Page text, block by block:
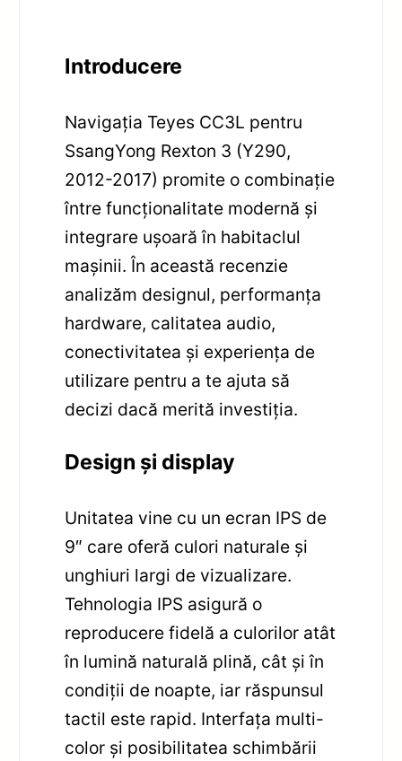
Introducere
Navigația Teyes CC3L pentru
SsangYong Rexton 3 (Y290,
2012-2017) promite o combinație
între funcționalitate modernă și
integrare ușoară în habitaclul
mașinii. În această recenzie
analizăm designul, performanța
hardware, calitatea audio,
conectivitatea și experiența de
utilizare pentru a te ajuta să
decizi dacă merită investiția.
Design și display
Unitatea vine cu un ecran IPS de
9″ care oferă culori naturale și
unghiuri largi de vizualizare.
Tehnologia IPS asigură o
reproducere fidelă a culorilor atât
în lumină naturală plină, cât și în
condiții de noapte, iar răspunsul
tactil este rapid. Interfața multi-
color și posibilitatea schimbării